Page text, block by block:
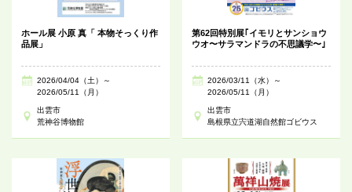
ホール展 小原 真「 本物そっくり作
品展」
2026/04/04（土）～
2026/05/11（月）
出雲市
荒神谷博物館
第62回特別展｢イモリとサンショウ
ウオ〜サラマンドラの不思議学〜｣
2026/03/11（水）～
2026/05/11（月）
出雲市
島根県立宍道湖自然館ゴビウス